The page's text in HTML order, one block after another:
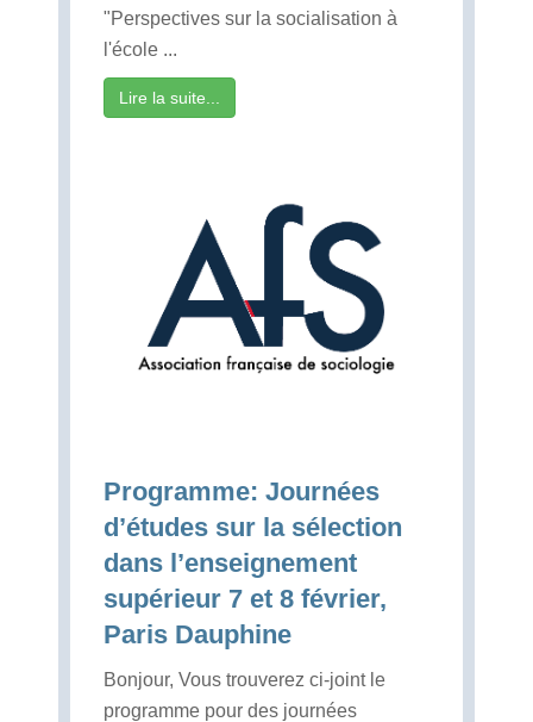
"Perspectives sur la socialisation à
l'école ...
Lire la suite...
Programme: Journées
d’études sur la sélection
dans l’enseignement
supérieur 7 et 8 février,
Paris Dauphine
Bonjour, Vous trouverez ci-joint le
programme pour des journées